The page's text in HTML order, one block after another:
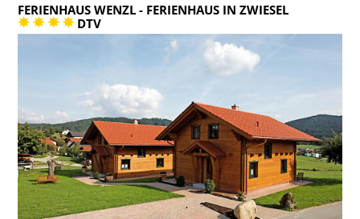
FERIENHAUS WENZL- FERIENHAUS IN ZWIESEL
DTV